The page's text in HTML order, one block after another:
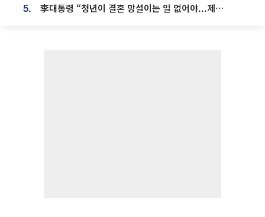
5. 李대통령 “청년이 결혼 망설이는 일 없어야...제도상 불이익 조사”